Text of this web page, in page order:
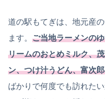
道の駅もてぎは、地元産
ます。 ご当地ラーメンの
リームのおとめミルク、
ン、つけ汁うどん、富次
ばかりで何度でも訪れた